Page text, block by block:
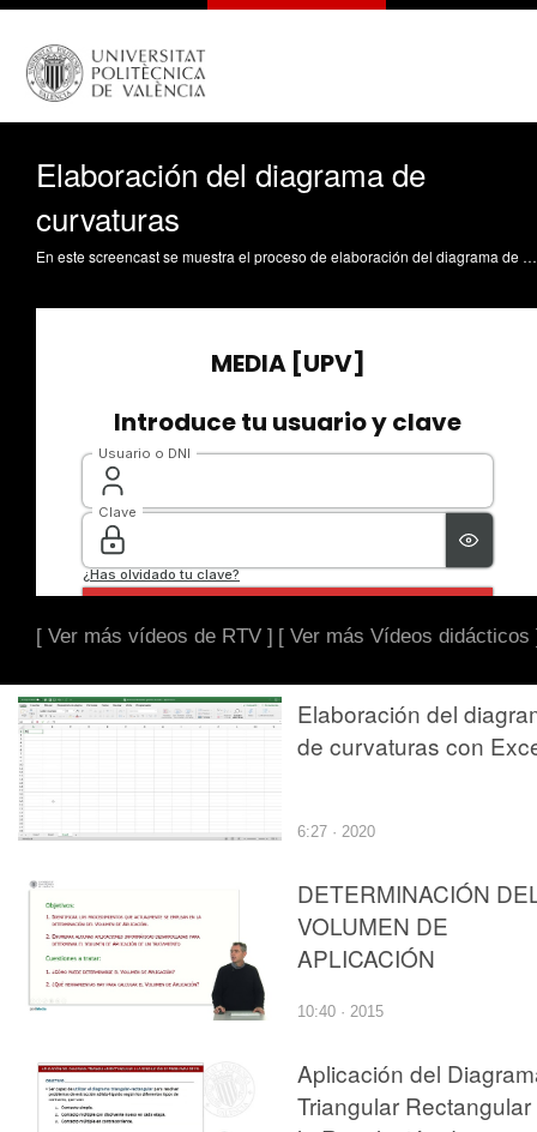
Elaboración del diagrama de
curvaturas
En este screencast se muestra el proceso de elaboración del diagrama de curvaturas partiendo del estado de alineaciones de una carretera. Además, se presenta cómo realizar esta representación de manera semiautomática mediante Excel. Llopis Castelló, D. (2020). Elaboración del diagrama de curvaturas. https://riunet.upv.es/handle/10251/142712 DER
[ Ver más vídeos de RTV ] [ Ver más Vídeos didácticos
Elaboración del
de curvaturas con
6:27 · 2020
DETERMINACIÓN
VOLUMEN DE
APLICACIÓN
10:40 · 2015
Aplicación del
Triangular Rectangular